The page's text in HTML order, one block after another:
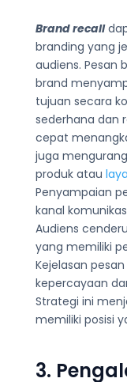
Brand recall
branding yang
audiens. Pesan
brand
tujuan secara
sederhana dan
cepat
juga
produk atau
Penyampaian
kanal
Audiens
yang memiliki
Kejelasan
kepercayaan
Strategi ini
memiliki posisi
3.